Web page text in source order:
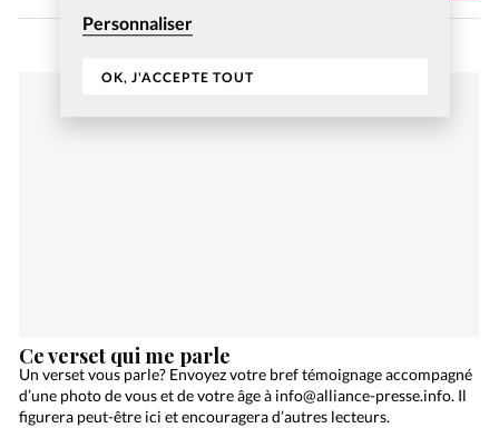
Personnaliser
OK, J'ACCEPTE TOUT
Ce verset qui me parle
Un verset vous parle? Envoyez votre bref témoignage accompagné
d’une photo de vous et de votre âge à info@alliance-presse.info. Il
figurera peut-être ici et encouragera d’autres lecteurs.